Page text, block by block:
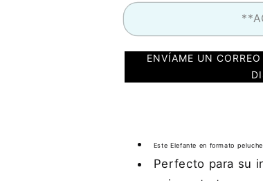
para
patas
largas
de
KONG
para
Elefante
patas
largas
de
KONG
ENVÍAME UN
Este Elefante en formato
Perfecto para su